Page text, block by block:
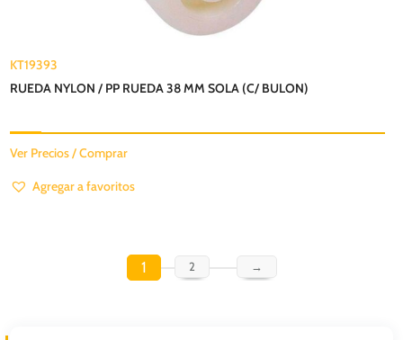
KT19393
RUEDA NYLON / PP RUEDA 38 MM SOLA (C/ BULON)
Ver Precios / Comprar
Agregar a favoritos
1 2 →